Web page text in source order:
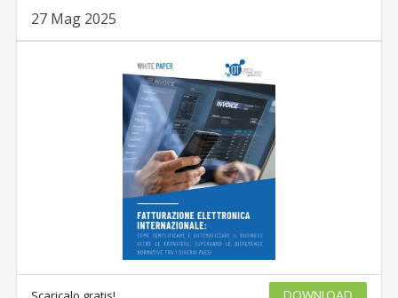
27 Mag 2025